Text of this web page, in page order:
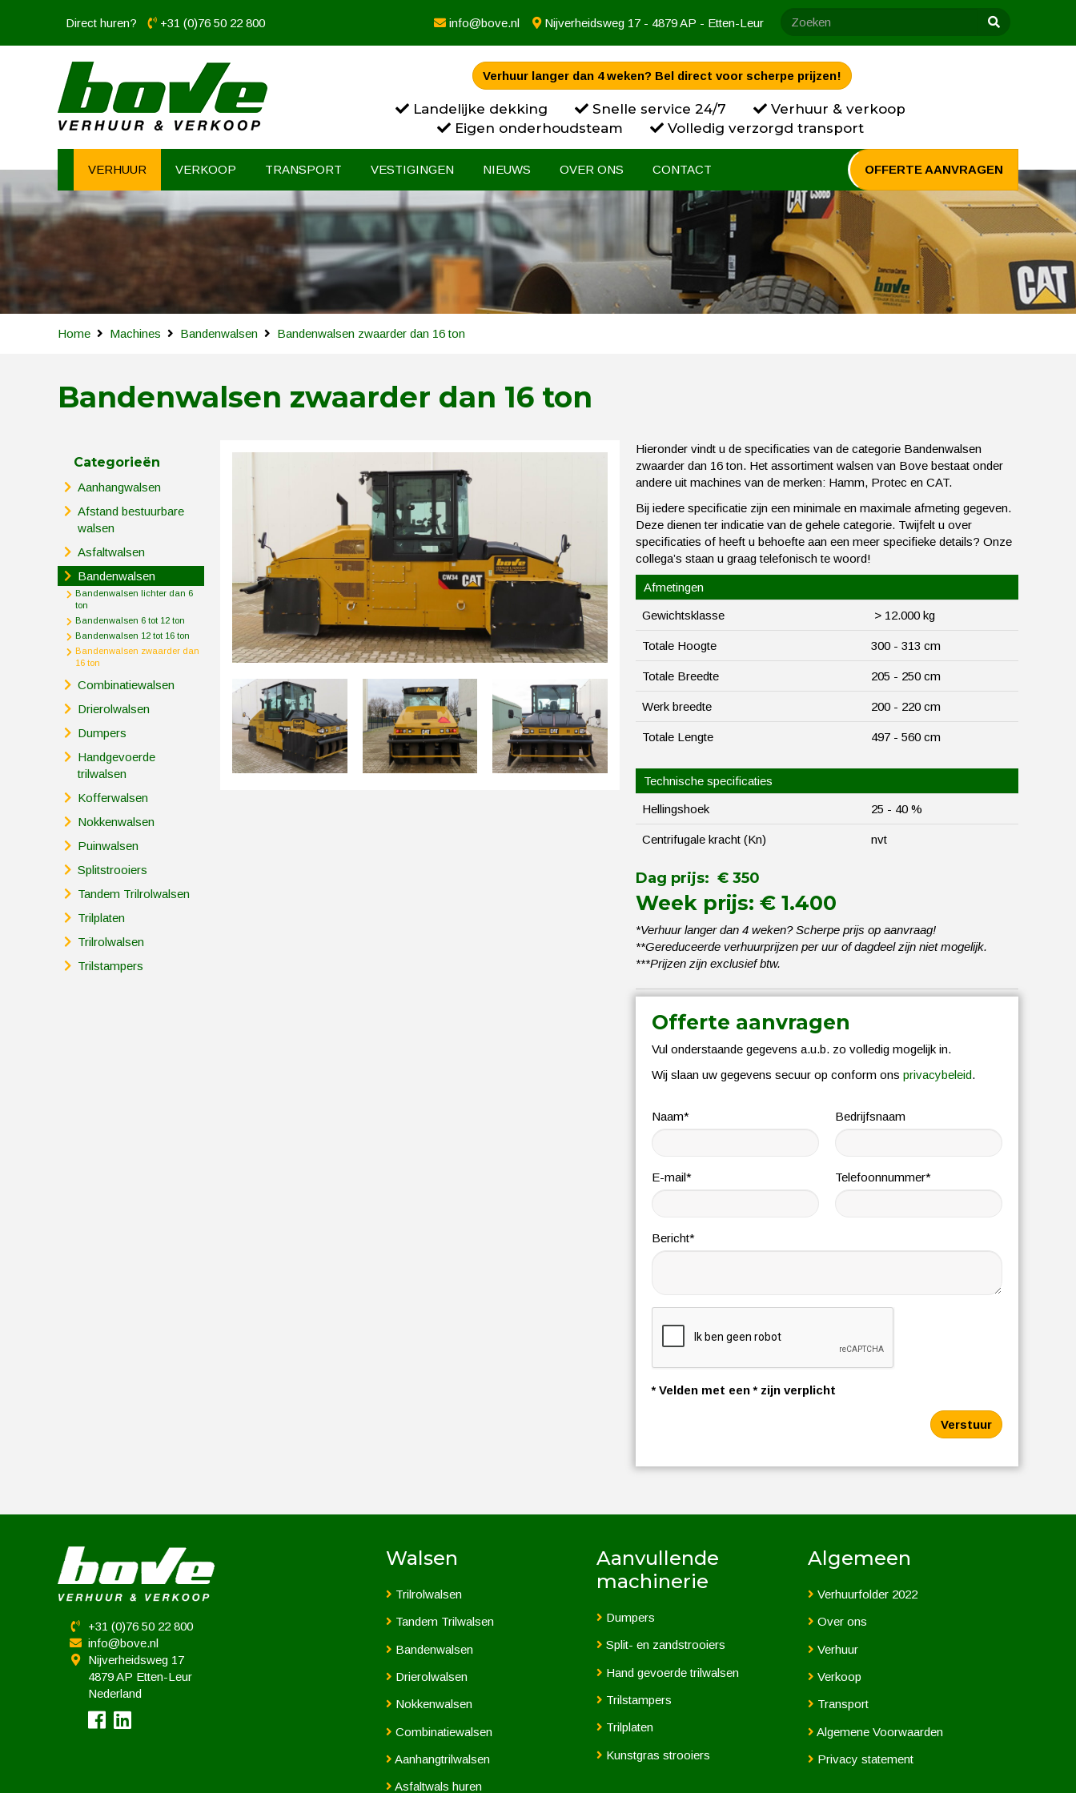
Direct huren? +31 (0)76 50 22 800 info@bove.nl Nijverheidsweg 17 - 4879 AP - Etten-Leur
Verhuur langer dan 4 weken? Bel direct voor scherpe prijzen!
Landelijke dekking Snelle service 24/7
Verhuur & verkoop
Eigen onderhoudsteam
Volledig verzorgd transport
VERHUUR VERKOOP TRANSPORT VESTIGINGEN NIEUWS OVER ONS CONTACT OFFERTE AANVRAGEN
Home Machines Bandenwalsen Bandenwalsen zwaarder dan 16 ton
Bandenwalsen zwaarder dan 16 ton
Categorieën
Aanhangwalsen
Afstand bestuurbare
walsen
Asfaltwalsen
Bandenwalsen
Bandenwalsen lichter dan 6
ton
Bandenwalsen 6 tot 12 ton
Bandenwalsen 12 tot 16 ton
Bandenwalsen zwaarder dan
16 ton
Combinatiewalsen
Drierolwalsen
Dumpers
Handgevoerde
trilwalsen
Kofferwalsen
Nokkenwalsen
Puinwalsen
Splitstrooiers
Tandem Trilrolwalsen
Trilplaten
Trilrolwalsen
Trilstampers
Hieronder vindt u de specificaties van de categorie Bandenwalsen
zwaarder dan 16 ton. Het assortiment walsen van Bove bestaat onder
andere uit machines van de merken: Hamm, Protec en CAT.
Bij iedere specificatie zijn een minimale en maximale afmeting gegeven.
Deze dienen ter indicatie van de gehele categorie. Twijfelt u over
specificaties of heeft u behoefte aan een meer specifieke details? Onze
collega’s staan u graag telefonisch te woord!
Afmetingen
Gewichtsklasse > 12.000 kg
Totale Hoogte 300 - 313 cm
Totale Breedte 205 - 250 cm
Werk breedte 200 - 220 cm
Totale Lengte 497 - 560 cm
Technische specificaties
Hellingshoek 25 - 40 %
Centrifugale kracht (Kn) nvt
Dag prijs: € 350
Week prijs: € 1.400
*Verhuur langer dan 4 weken? Scherpe prijs op aanvraag!
**Gereduceerde verhuurprijzen per uur of dagdeel zijn niet mogelijk.
***Prijzen zijn exclusief btw.
Offerte aanvragen
Vul onderstaande gegevens a.u.b. zo volledig mogelijk in.
Wij slaan uw gegevens secuur op conform ons privacybeleid.
Naam* Bedrijfsnaam
E-mail* Telefoonnummer*
Bericht*
* Velden met een * zijn verplicht
+31 (0)76 50 22 800
info@bove.nl
Nijverheidsweg 17
4879 AP Etten-Leur
Nederland
Walsen
Trilrolwalsen
Tandem Trilwalsen
Bandenwalsen
Drierolwalsen
Nokkenwalsen
Combinatiewalsen
Aanhangtrilwalsen
Asfaltwals huren
Aanvullende
machinerie
Dumpers
Split- en zandstrooiers
Hand gevoerde trilwalsen
Trilstampers
Trilplaten
Kunstgras strooiers
Algemeen
Verhuurfolder 2022
Over ons
Verhuur
Verkoop
Transport
Algemene Voorwaarden
Privacy statement